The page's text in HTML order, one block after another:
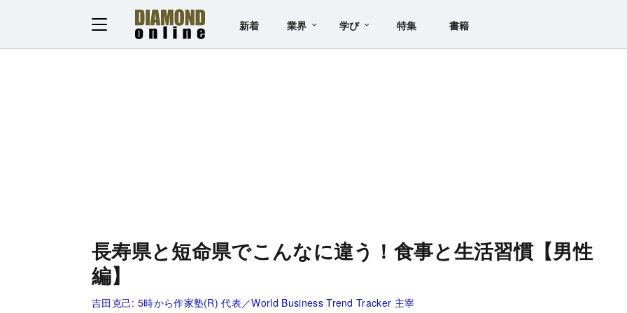
新着 業界 学び 特集 書籍
長寿県と短命県でこんなに違う！食事と生活習慣【男性
編】
吉田克己: 5時から作家塾(R) 代表／World Business Trend Tracker 主宰